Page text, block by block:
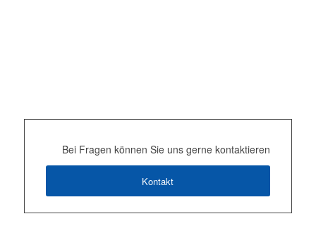
Bei Fragen können Sie uns gerne kontaktieren
Kontakt